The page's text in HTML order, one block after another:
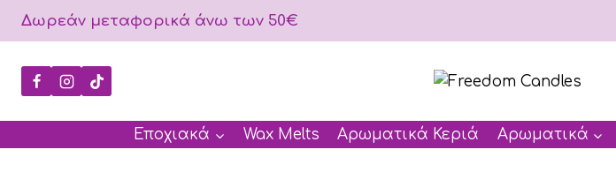
Skip
Δωρεάν μεταφορικά άνω των 50€
Εποχιακά Wax Melts Αρωματικά Κεριά Αρωματικά